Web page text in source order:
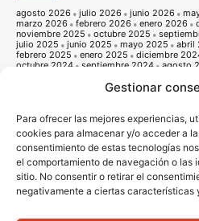
Gestionar
Para ofrecer las mejores experiencias,
cookies para almacenar y/o acceder a
consentimiento de estas tecnologías
el comportamiento de navegación o las
sitio. No consentir o retirar el
negativamente a ciertas características
agosto 2026 julio 2026 junio 2026
marzo 2026
febrero 2026 enero 2026
noviembre 2025
octubre 2025
julio 2025
junio 2025 mayo 2025 abril
febrero 2025
enero 2025 diciembre
octubre 2024
septiembre 2024 agosto
noviembre 2023
julio 2023 junio 2023
noviembre 2022
octubre 2022
julio 2022
junio 2022 mayo 2022 abril
febrero 2022
enero 2022 diciembre 2021
octubre 2021
septiembre 2021 agosto
mayo 2021
abril 2021 marzo 2021
diciembre 2020
noviembre 2020
agosto 2020
julio 2020 junio 2020
marzo 2020
febrero 2020 enero 2020
octubre 2019
agosto